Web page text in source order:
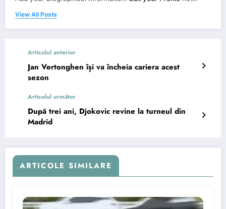
View All Posts
Articolul anterior
Jan Vertonghen își va încheia cariera acest
sezon
Articolul următor
După trei ani, Djokovic revine la turneul din
Madrid
ARTICOLE SIMILARE